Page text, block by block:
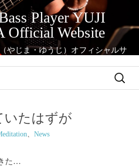
Player YUJI
Official Website
やじま・ゆうじ）オフィシャルサ
検
いたはずが
、 News
た…